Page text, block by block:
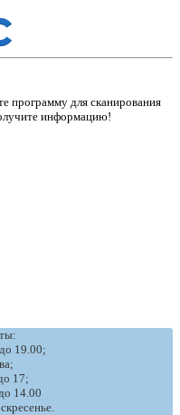
программу для сканирования
информацию!
19.00;
17;
14.00